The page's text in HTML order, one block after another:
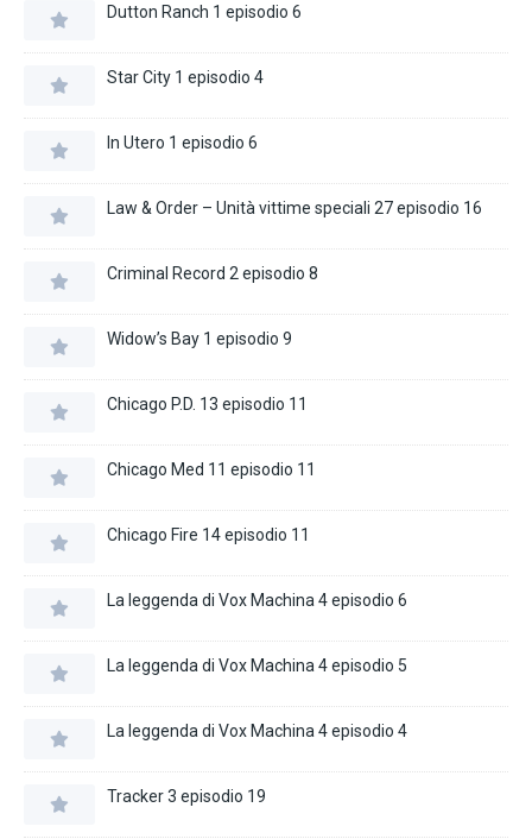
Dutton Ranch 1 episodio 6
Star City 1 episodio 4
In Utero 1 episodio 6
Law & Order – Unità vittime speciali 27 episodio 16
Criminal Record 2 episodio 8
Widow’s Bay 1 episodio 9
Chicago P.D. 13 episodio 11
Chicago Med 11 episodio 11
Chicago Fire 14 episodio 11
La leggenda di Vox Machina 4 episodio 6
La leggenda di Vox Machina 4 episodio 5
La leggenda di Vox Machina 4 episodio 4
Tracker 3 episodio 19